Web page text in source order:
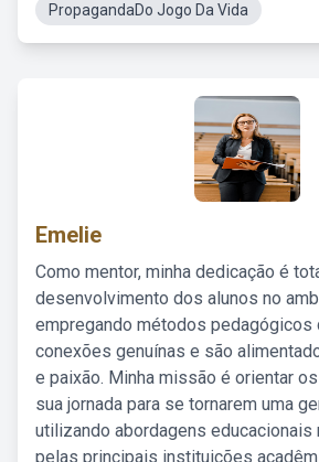
PropagandaDo Jogo Da Vida
Emelie
Como mentor, minha dedicação é
desenvolvimento dos alunos no
empregando métodos pedagógicos
conexões genuínas e são
e paixão. Minha missão é orientar
sua jornada para se tornarem uma
utilizando abordagens educacionais
pelas principais instituições